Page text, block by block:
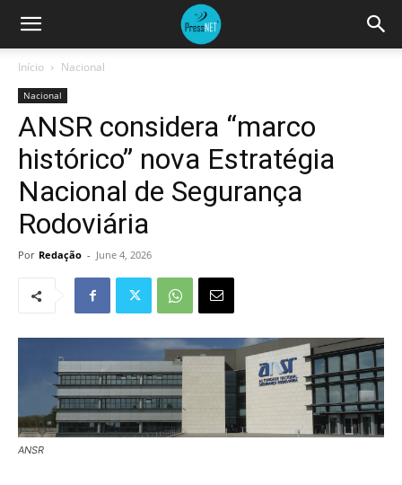
Início Nacional
Nacional
ANSR considera “marco
histórico” nova Estratégia
Nacional de Segurança
Rodoviária
Por Redação - June 4, 2026
ANSR